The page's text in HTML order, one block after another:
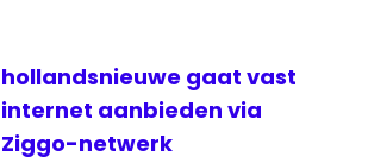
hollandsnieuwe gaat vast
internet aanbieden via
Ziggo-netwerk